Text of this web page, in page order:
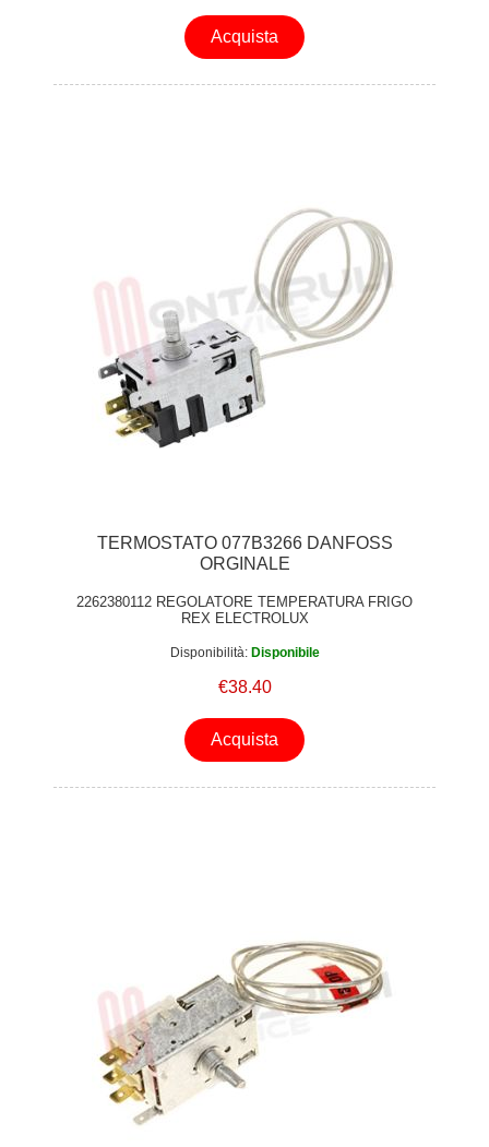
Acquista
TERMOSTATO 077B3266 DANFOSS
ORGINALE
2262380112 REGOLATORE TEMPERATURA FRIGO
REX ELECTROLUX
Disponibilità: Disponibile
€38.40
Acquista